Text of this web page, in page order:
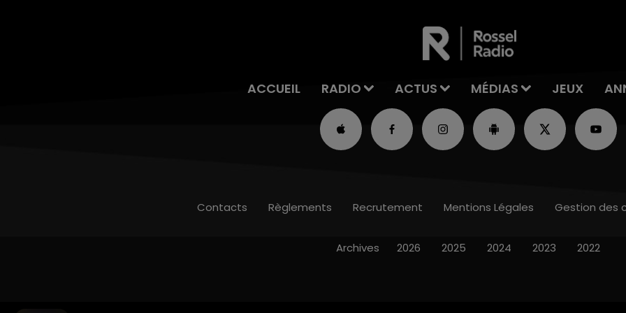
ACCUEIL RADIO ACTUS MÉDIAS JEUX
Contacts Règlements Recrutement Mentions Légales Gestion des
Archives 2026 2025 2024 2023 2022